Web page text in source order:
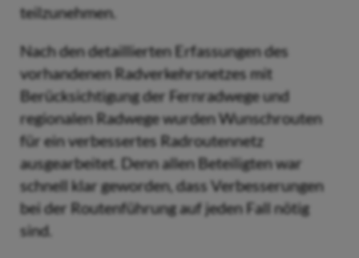
teilzunehmen.
Nach den detaillierten Erfassungen des
vorhandenen Radverkehrsnetzes mit
Berücksichtigung der Fernradwege und
regionalen Radwege wurden Wunschrouten
für ein verbessertes Radroutennetz
ausgearbeitet. Denn allen Beteiligten war
schnell klar geworden, dass Verbesserungen
bei der Routenführung auf jeden Fall nötig
sind.